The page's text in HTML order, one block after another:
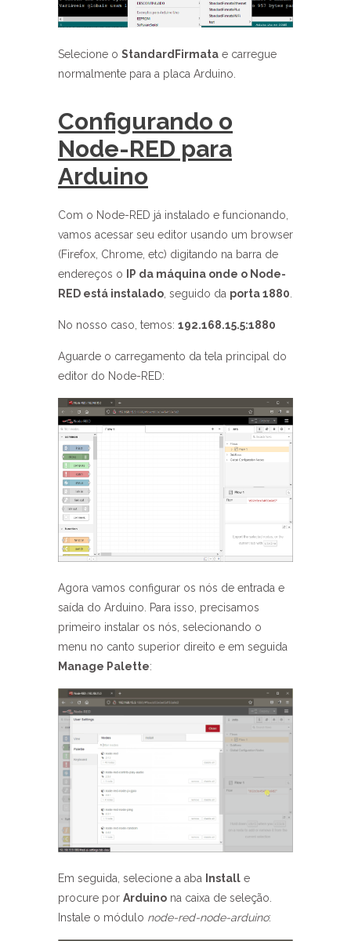
Selecione o StandardFirmata e carregue
normalmente para a placa Arduino.
Configurando o
Node-RED para
Arduino
Com o Node-RED já instalado e funcionando,
vamos acessar seu editor usando um browser
(Firefox, Chrome, etc) digitando na barra de
endereços o
IP da máquina onde o Node-
RED está instalado , seguido da porta 1880
No nosso caso, temos: 192.168.15.5:1880
Aguarde o carregamento da tela principal do
editor do Node-RED:
Agora vamos configurar os nós de entrada e
saída do Arduino. Para isso, precisamos
primeiro instalar os nós, selecionando o
menu no canto superior direito e em seguida
Manage Palette:
Em seguida, selecione a aba Install e
procure por Arduino na caixa de seleção.
Instale o módulo node-red-node-arduino: